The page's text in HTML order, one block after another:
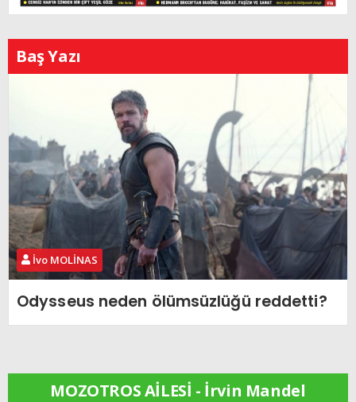
Baş Yazı
İvo MOLİNAS
Odysseus neden ölümsüzlüğü reddetti?
MOZOTROS AİLESİ - İrvin Mandel